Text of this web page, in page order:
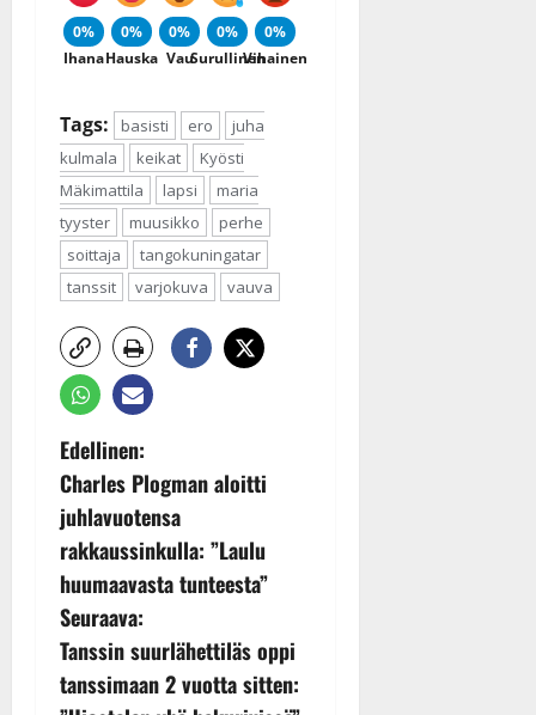
0%
Ihana
0%
Hauska
0%
Vau
0%
Surullinen
0%
Vihainen
Tags: basisti ero
juha
kulmala
keikat
Kyösti
Mäkimattila
lapsi
maria
tyyster
muusikko
perhe
soittaja
tangokuningatar
tanssit
varjokuva vauva
P
o
s
t
n
Edellinen:
Charles Plogman aloitti
juhlavuotensa
rakkaussinkulla: ”Laulu
huumaavasta tunteesta”
Seuraava:
Tanssin suurlähettiläs oppi
tanssimaan 2 vuotta sitten: